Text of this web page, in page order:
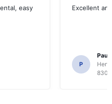
easy
Excellent
P
Paul
8300